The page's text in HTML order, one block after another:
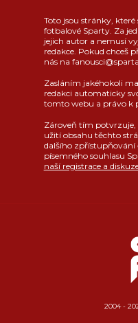
Toto jsou stránky,
fotbalové Sparty. Za
jejich autor a nemusí
redakce. Pokud chceš
nás na
Zasláním jakéhokoli
redakci automaticky
tomto webu a právo k
Zároveň tím potvrzuje,
užití obsahu těchto
dalšího zpřístupňování
písemného souhlasu
naší registrace a
2004 -